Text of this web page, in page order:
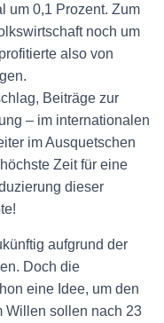
um 0,1 Prozent. Zum
noch um
also von
Beiträge zur
– im internationalen
im Ausquetschen
Zeit für eine
dieser
aufgrund der
Doch die
eine Idee, um den
Willen sollen nach 23